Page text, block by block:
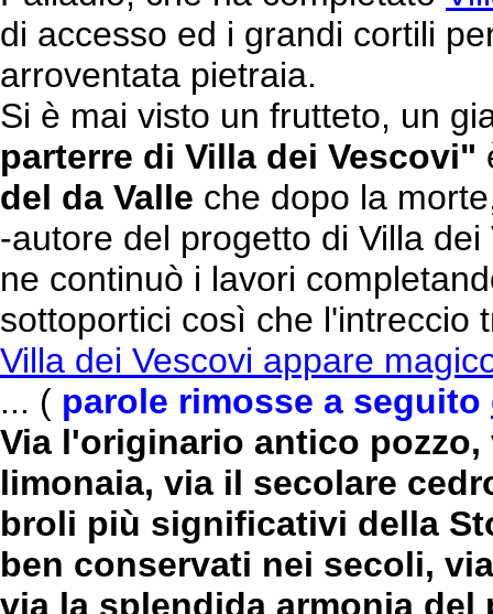
di accesso ed i grandi cortili
arroventata pietraia.
Si è mai visto un frutteto, un
parterre di Villa dei Vescovi"
del da Valle che dopo la
-autore del progetto di Villa
ne continuò i lavori
sottoportici così che l'intreccio
Villa dei Vescovi appare
... ( parole rimosse a seguito
Via l'originario antico
limonaia, via il secolare
broli più significativi della
ben conservati nei secoli,
via la splendida armonia del